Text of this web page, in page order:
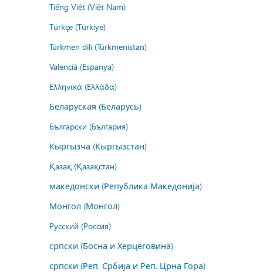
Tiếng Việt (Việt Nam)
Türkçe (Türkiye)
Türkmen dili (Türkmenistan)
Valencià (Espanya)
Ελληνικά (Ελλάδα)
Беларуская (Беларусь)
Български (България)
Кыргызча (Кыргызстан)
Қазақ (Қазақстан)
македонски (Република Македонија)
Монгол (Монгол)
Русский (Россия)
српски (Босна и Херцеговина)
српски (Реп. Србија и Реп. Црна Гора)